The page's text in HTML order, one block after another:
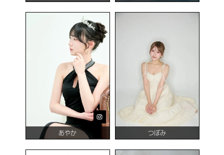
あやか つぼみ